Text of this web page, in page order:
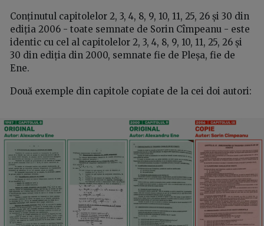
Conținutul capitolelor 2, 3, 4, 8, 9, 10, 11, 25, 26 și 30 din
ediția 2006 - toate semnate de Sorin Cîmpeanu - este
identic cu cel al capitolelor 2, 3, 4, 8, 9, 10, 11, 25, 26 și
30 din ediția din 2000, semnate fie de Pleșa, fie de
Ene.
Două exemple din capitole copiate de la cei doi autori: